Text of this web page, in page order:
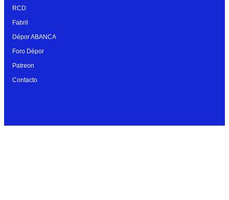
RCD
Fabril
Dépor ABANCA
Foro Dépor
Patreon
Contacto